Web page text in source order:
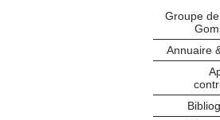
Groupe
Annuaire